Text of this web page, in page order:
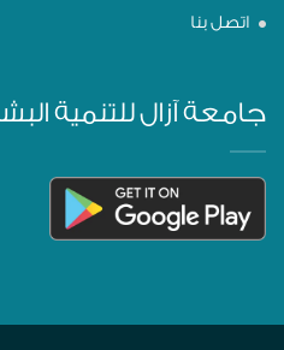
اتصل بنا
جامعة آزال للتنمية